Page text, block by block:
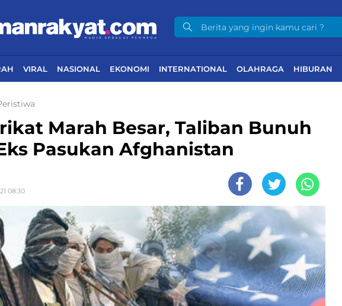
VIRAL NASIONAL EKONOMI INTERNATIONAL OLAHRAGA HIBURAN
Marah Besar, Taliban Bunuh
Pasukan Afghanistan
08:30